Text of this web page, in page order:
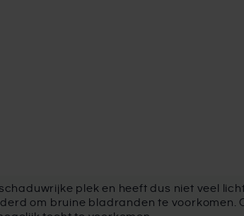
plek en heeft dus niet veel
om bruine bladranden te voorkomen.